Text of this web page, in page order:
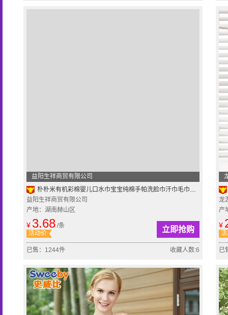
益阳生祥商贸有限公司
朴朴米有机彩棉婴儿口水巾宝宝纯棉手帕洗脸巾汗巾毛巾喂奶小方巾
益阳生祥商贸有限公司
产地：湖南赫山区
¥ 3.68 /条
活动价
立即抢购
已售：1244件 收藏人数:6
龙
产
¥
已